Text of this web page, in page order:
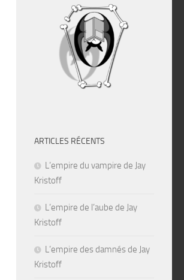
ARTICLES RÉCENTS
L’empire du vampire de Jay
Kristoff
L’empire de l’aube de Jay
Kristoff
L’empire des damnés de Jay
Kristoff